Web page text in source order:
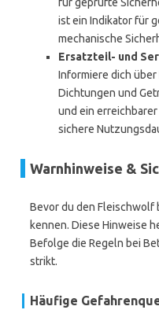
ist ein Indikator für
mechanische
Ersatzteil- und
Informiere dich
Dichtungen und
und ein
sichere
Warnhinweise &
Bevor du den Fleischwolf
kennen. Diese Hinweise
Befolge die Regeln bei
strikt.
Häufige